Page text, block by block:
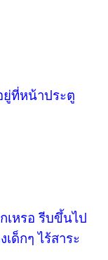
ที่หน้าประตู
เหรอ รีบขึ้นไป
ด็กๆ ไร้สาระ